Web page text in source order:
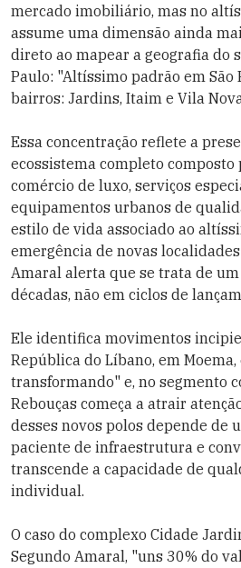
mercado imobiliário, mas no
assume uma dimensão ainda
direto ao mapear a geografia do
Paulo: "Altíssimo padrão em São
bairros: Jardins, Itaim e Vila
Essa concentração reflete a
ecossistema completo composto
comércio de luxo, serviços
equipamentos urbanos de
estilo de vida associado ao
emergência de novas
Amaral alerta que se trata de
décadas, não em ciclos de
Ele identifica movimentos
República do Líbano, em
transformando" e, no segmento
Rebouças começa a atrair
desses novos polos depende de
paciente de infraestrutura e
transcende a capacidade de
individual.
O caso do complexo Cidade
Segundo Amaral, "uns 30% do